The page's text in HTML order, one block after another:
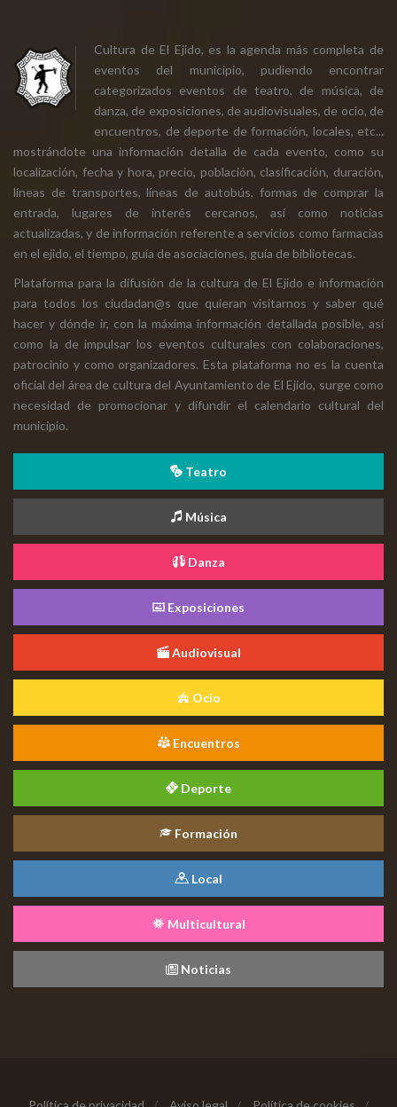
Cultura de El Ejido, es la agenda más completa de
eventos del municipio, pudiendo encontrar
categorizados eventos de teatro, de música, de
danza, de exposiciones, de audiovisuales, de ocio, de
encuentros, de deporte de formación, locales, etc...
mostrándote una información detalla de cada evento, como su
localización, fecha y hora, precio, población, clasificación, duración,
líneas de transportes, líneas de autobús, formas de comprar la
entrada, lugares de interés cercanos, así como noticias
actualizadas, y de información referente a servicios como farmacias
en el ejido, el tiempo, guía de asociaciones, guía de bibliotecas.
Plataforma para la difusión de la cultura de El Ejido e información
para todos los ciudadan@s que quieran visitarnos y saber qué
hacer y dónde ir, con la máxima información detallada posible, así
como la de impulsar los eventos culturales con colaboraciones,
patrocinio y como organizadores. Esta plataforma no es la cuenta
oficial del área de cultura del Ayuntamiento de El Ejido, surge como
necesidad de promocionar y difundir el calendario cultural del
municipio.
Teatro
Música
Danza
Exposiciones
Audiovisual
Ocio
Encuentros
Deporte
Formación
Local
Multicultural
Noticias